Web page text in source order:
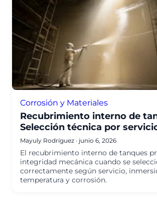
Corrosión y Materiales
Recubrimiento interno de
Selección técnica por
Mayuly Rodríguez · junio 6, 2026
El recubrimiento interno de tanques
integridad mecánica cuando se
correctamente según servicio,
temperatura y corrosión.